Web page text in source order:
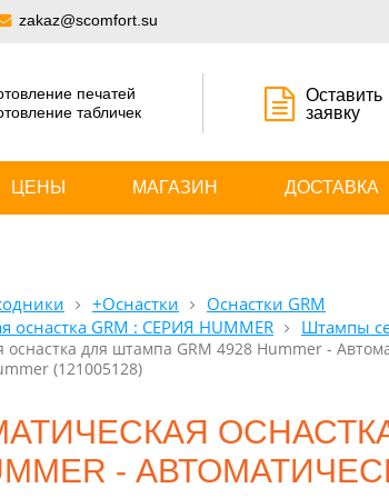
zakaz@scomfort.su
Оставить
заявку
печатей
табличек
ЦЕНЫ МАГАЗИН ДОСТАВКА
+Оснастки
Оснастки GRM
оснастка GRM : СЕРИЯ HUMMER
Штампы
оснастка для штампа GRM 4928 Hummer -
(121005128)
-